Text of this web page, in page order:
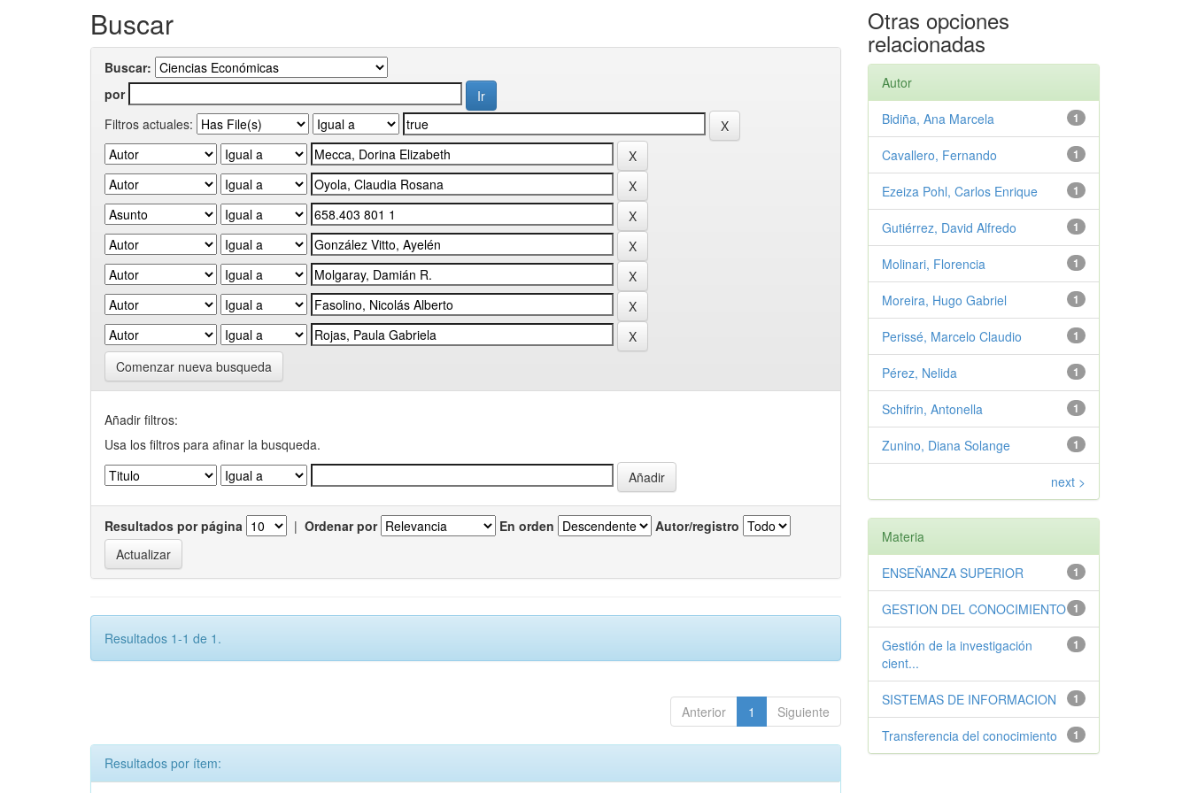
Buscar
Buscar:
por
Filtros actuales:
Comenzar nueva busqueda
Añadir filtros:
Usa los filtros para afinar la busqueda.
Resultados por página | Ordenar por En orden Autor/registro
Resultados 1-1 de 1.
Anterior 1 Siguiente
Resultados por ítem:
Otras opciones
relacionadas
Autor
1
Bidiña, Ana Marcela
1
Cavallero, Fernando
1
Ezeiza Pohl, Carlos Enrique
1
Gutiérrez, David Alfredo
1
Molinari, Florencia
1
Moreira, Hugo Gabriel
1
Perissé, Marcelo Claudio
1
Pérez, Nelida
1
Schifrin, Antonella
1
Zunino, Diana Solange
next >
Materia
1
ENSEÑANZA SUPERIOR
1
GESTION DEL CONOCIMIENTO
1
Gestión de la investigación
cient...
1
SISTEMAS DE INFORMACION
1
Transferencia del conocimiento